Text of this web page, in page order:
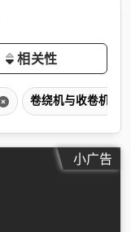
相关性
卷绕机与收卷机
小广告